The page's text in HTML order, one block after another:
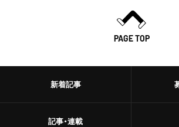
PAGE TOP
新着記事
記事・連載